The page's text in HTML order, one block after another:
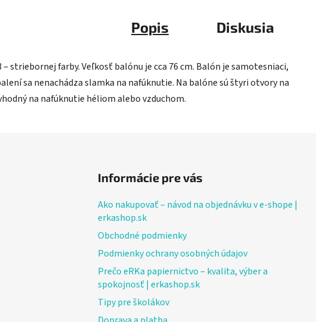
Popis Diskusia
striebornej farby. Veľkosť balónu je cca 76 cm. Balón je samotesniaci,
sa nenachádza slamka na nafúknutie. Na balóne sú štyri otvory na
na nafúknutie héliom alebo vzduchom.
Informácie pre vás
Ako nakupovať – návod na objednávku v e-shope |
erkashop.sk
Obchodné podmienky
Podmienky ochrany osobných údajov
Prečo eRKa papiernictvo – kvalita, výber a
spokojnosť | erkashop.sk
Tipy pre školákov